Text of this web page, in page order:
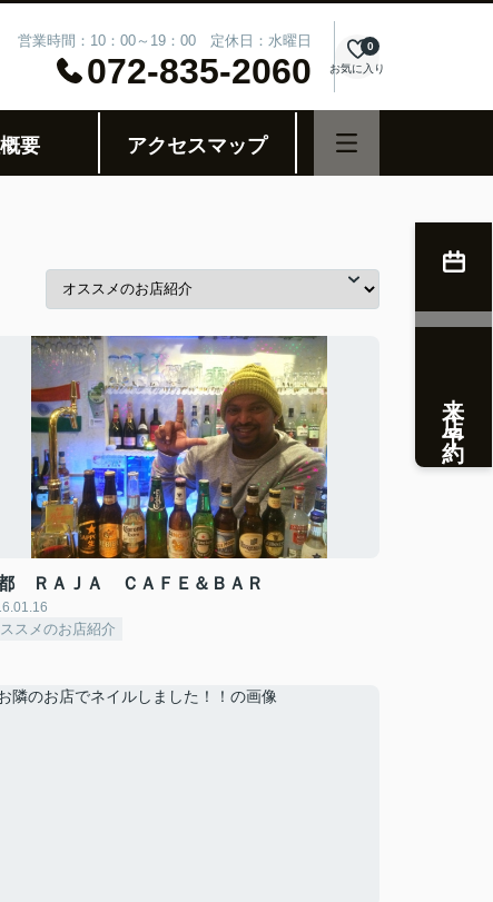
営業時間：10：00～19：00 定休日：水曜日
072-835-2060 お気に入り
0
要 アクセスマップ
ＲＡＪＡ ＣＡＦＥ＆ＢＡＲ
スメのお店紹介
来店予約